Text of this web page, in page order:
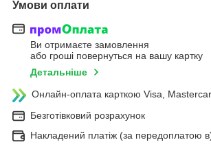
Умови оплати
Ви отримаєте замовлення
або гроші повернуться на вашу картку
Детальніше
Онлайн-оплата карткою Visa,
Безготівковий розрахунок
Накладений платіж (за передоплатою